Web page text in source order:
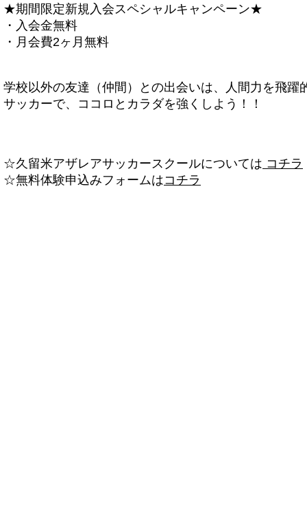
★期間限定新規入会スペシャルキャンペーン★
・入会金無料
・月会費2ヶ月無料
学校以外の友達（仲間）との出会いは、人間力を飛躍
サッカーで、ココロとカラダを強くしよう！！
☆久留米アザレアサッカースクールについては コチラ
☆無料体験申込みフォームはコチラ